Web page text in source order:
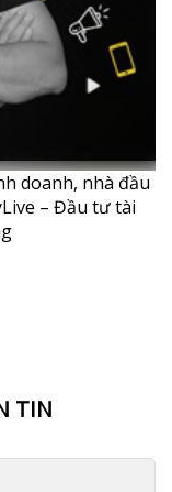
doanh, nhà đầu
– Đầu tư tài
TIN